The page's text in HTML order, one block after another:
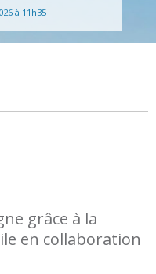
à 11h35
grâce à la
en collaboration